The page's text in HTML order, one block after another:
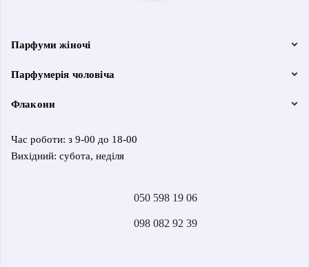
Парфуми жіночі
Парфумерія чоловіча
Флакони
Час роботи: з 9-00 до 18-00
Вихідний: субота, неділя
050 598 19 06
098 082 92 39